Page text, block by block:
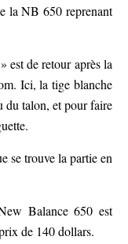
la NB 650 reprenant
est de retour après la
Ici, la tige blanche
du talon, et pour faire
se trouve la partie en
Balance 650 est
de 140 dollars.